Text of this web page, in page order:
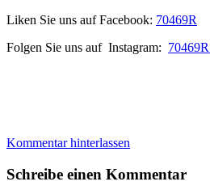
Liken Sie uns auf Facebook: 70469R
Folgen Sie uns auf Instagram: 70469R_
Kommentar hinterlassen
Schreibe einen Kommentar